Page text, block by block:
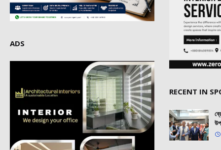
ADS
RECENT IN